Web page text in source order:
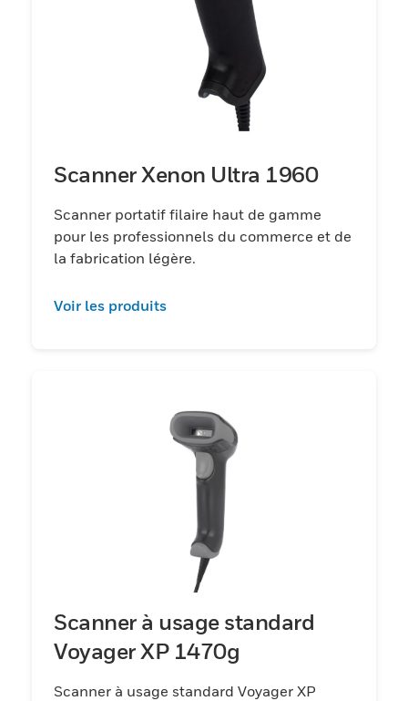
Scanner Xenon Ultra 1960
Scanner portatif filaire haut de gamme
pour les professionnels du commerce et de
la fabrication légère.
Voir les produits
Scanner à usage standard
Voyager XP 1470g
Scanner à usage standard Voyager XP